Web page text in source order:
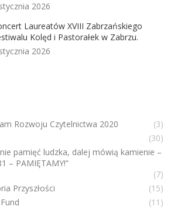
2026
Laureatów XVIII Zabrzańskiego
Kolęd i Pastorałek w Zabrzu.
2026
Rozwoju Czytelnictwa 2020
(3)
(30)
pamięć ludzka, dalej mówią kamienie –
– PAMIĘTAMY!”
(7)
Przyszłości
(15)
(11)